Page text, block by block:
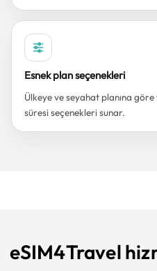
Esnek plan seçenekleri
Ülkeye ve seyahat planına
süresi seçenekleri sunar.
eSIM4Travel